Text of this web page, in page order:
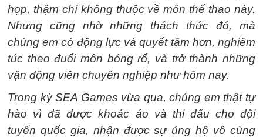
hợp, thậm chí không thuộc về môn thể thao này.
Nhưng cũng nhờ những thách thức đó, mà
chúng em có động lực và quyết tâm hơn, nghiêm
túc theo đuổi môn bóng rổ, và trở thành những
vận động viên chuyên nghiệp như hôm nay.
Trong kỳ SEA Games vừa qua, chúng em thật tự
hào vì đã được khoác áo và thi đấu cho đội
tuyển quốc gia, nhận được sự ủng hộ vô cùng